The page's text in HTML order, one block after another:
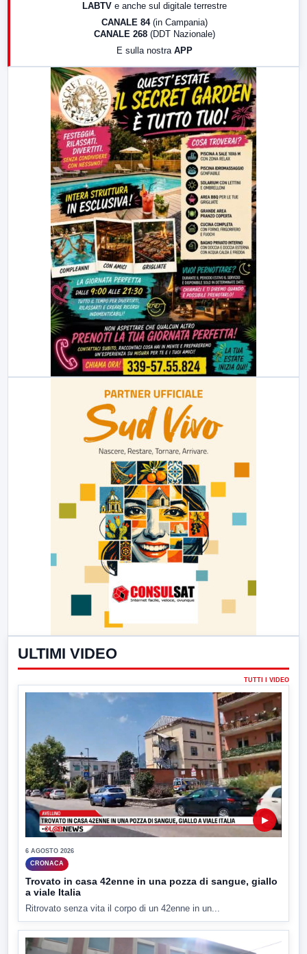
LabNews (replica)
LABTV e anche sul digitale terrestre
CANALE 84 (in Campania)
CANALE 268 (DDT Nazionale)
E sulla nostra APP
ULTIMI VIDEO
TUTTI I VIDEO
▶
6 AGOSTO 2026
CRONACA
Trovato in casa 42enne in una pozza di sangue, giallo
a viale Italia
Ritrovato senza vita il corpo di un 42enne in un...